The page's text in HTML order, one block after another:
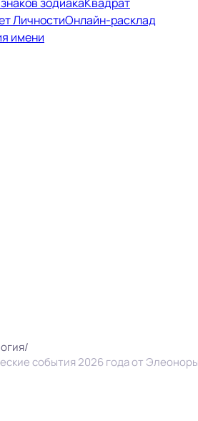
/
события 2026 года от